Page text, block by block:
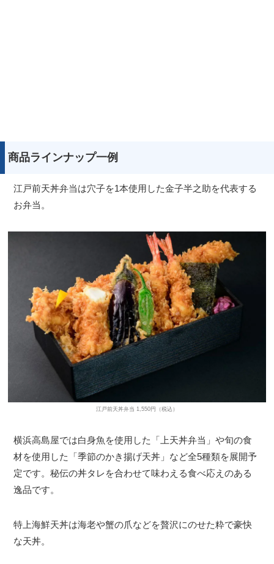
商品ラインナップ一例
江戸前天丼弁当は穴子を1本使用した金子半之助を代表する
お弁当。
江戸前天丼弁当 1,550円（税込）
横浜高島屋では白身魚を使用した「上天丼弁当」や旬の食
材を使用した「季節のかき揚げ天丼」など全5種類を展開予
定です。秘伝の丼タレを合わせて味わえる食べ応えのある
逸品です。
特上海鮮天丼は海老や蟹の爪などを贅沢にのせた粋で豪快
な天丼。